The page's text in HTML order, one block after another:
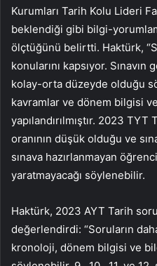
Kurumları Tarih Kolu Lideri
beklendiği gibi bilgi-
ölçtüğünü belirtti. Haktürk,
konularını kapsıyor.
kolay-orta düzeyde olduğu
kavramlar ve dönem bilgisi
yapılandırılmıştır. 2023
oranının düşük olduğu ve
sınava hazırlanmayan
yaratmayacağı söylenebilir.
Haktürk, 2023 AYT Tarih
değerlendirdi: “Soruların
kronoloji, dönem bilgisi ve